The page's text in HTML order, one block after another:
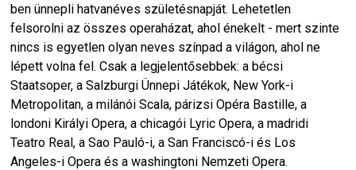
ben ünnepli hatvanéves születésnapját. Lehetetlen
felsorolni az összes operaházat, ahol énekelt - mert szinte
nincs is egyetlen olyan neves színpad a világon, ahol ne
lépett volna fel. Csak a legjelentősebbek: a bécsi
Staatsoper, a Salzburgi Ünnepi Játékok, New York-i
Metropolitan, a milánói Scala, párizsi Opéra Bastille, a
londoni Királyi Opera, a chicagói Lyric Opera, a madridi
Teatro Real, a Sao Pauló-i, a San Franciscó-i és Los
Angeles-i Opera és a washingtoni Nemzeti Opera.